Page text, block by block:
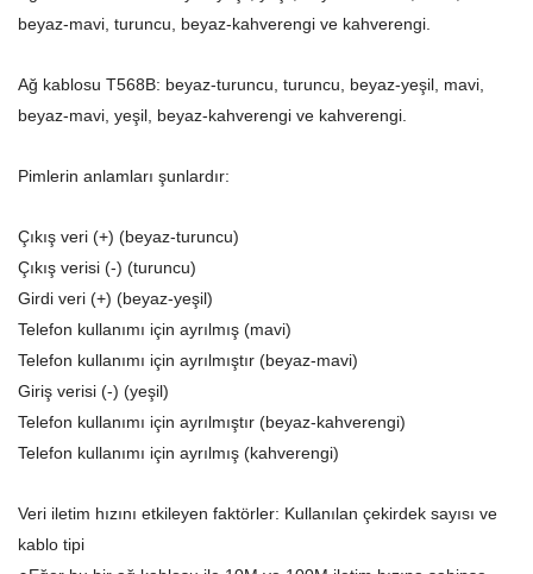
beyaz-mavi, turuncu, beyaz-kahverengi ve kahverengi.
Ağ kablosu T568B: beyaz-turuncu, turuncu, beyaz-yeşil, mavi,
beyaz-mavi, yeşil, beyaz-kahverengi ve kahverengi.
Pimlerin anlamları şunlardır:
Çıkış veri (+) (beyaz-turuncu)
Çıkış verisi (-) (turuncu)
Girdi veri (+) (beyaz-yeşil)
Telefon kullanımı için ayrılmış (mavi)
Telefon kullanımı için ayrılmıştır (beyaz-mavi)
Giriş verisi (-) (yeşil)
Telefon kullanımı için ayrılmıştır (beyaz-kahverengi)
Telefon kullanımı için ayrılmış (kahverengi)
Veri iletim hızını etkileyen faktörler: Kullanılan çekirdek sayısı ve
kablo tipi